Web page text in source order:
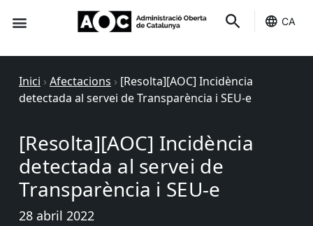
CA
Inici › Afectacions › [Resolta][AOC] Incidència
detectada al servei de Transparència i SEU-e
[Resolta][AOC] Incidència
detectada al servei de
Transparència i SEU-e
28 abril 2022